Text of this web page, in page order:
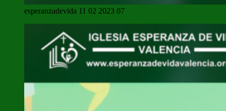
esperanzadevida 11 02 2023 07